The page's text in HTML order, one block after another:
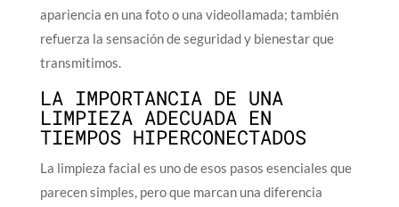
apariencia en una foto o una videollamada; también
refuerza la sensación de seguridad y bienestar que
transmitimos.
LA IMPORTANCIA DE UNA
LIMPIEZA ADECUADA EN
TIEMPOS HIPERCONECTADOS
La limpieza facial es uno de esos pasos esenciales que
parecen simples, pero que marcan una diferencia